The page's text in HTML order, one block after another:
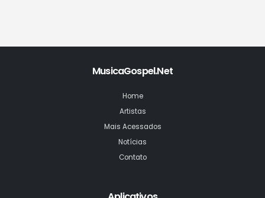
MusicaGospel.Net
Home
Artistas
Mais Acessados
Notícias
Contato